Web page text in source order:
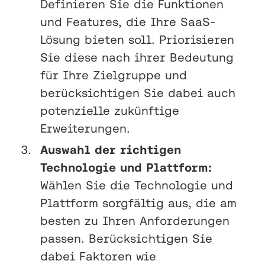
Definieren Sie die Funktionen
und Features, die Ihre SaaS-
Lösung bieten soll. Priorisieren
Sie diese nach ihrer Bedeutung
für Ihre Zielgruppe und
berücksichtigen Sie dabei auch
potenzielle zukünftige
Erweiterungen.
Auswahl der richtigen
Technologie und Plattform:
Wählen Sie die Technologie und
Plattform sorgfältig aus, die am
besten zu Ihren Anforderungen
passen. Berücksichtigen Sie
dabei Faktoren wie